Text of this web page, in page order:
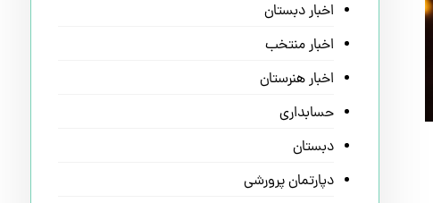
اخبار دبستان
اخبار منتخب
اخبار هنرستان
حسابداری
دبستان
دپارتمان پرورشی